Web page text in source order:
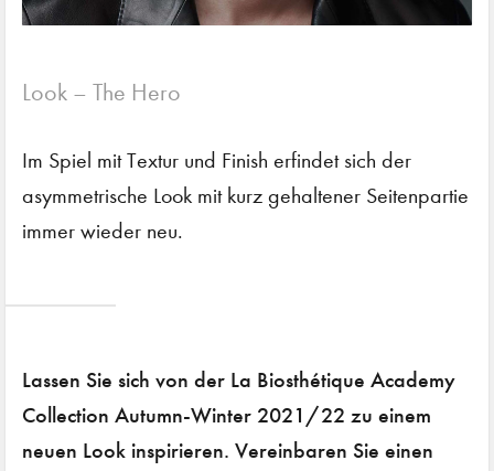
Look – The Hero
Im Spiel mit Textur und Finish erfindet sich der
asymmetrische Look mit kurz gehaltener Seitenpartie
immer wieder neu.
Lassen Sie sich von der La Biosthétique Academy
Collection Autumn-Winter 2021/22 zu einem
neuen Look inspirieren. Vereinbaren Sie einen